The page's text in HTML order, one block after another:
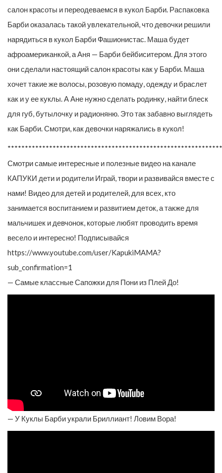
салон красоты и переодеваемся в кукол Барби. Распаковка
Барби оказалась такой увлекательной, что девочки решили
нарядиться в кукол Барби Фашионистас. Маша будет
афроамериканкой, а Аня — Барби бейбиситером. Для этого
они сделали настоящий салон красоты как у Барби. Маша
хочет такие же волосы, розовую помаду, одежду и браслет
как и у ее куклы. А Ане нужно сделать родинку, найти блеск
для губ, бутылочку и радионяню. Это так забавно выглядеть
как Барби. Смотри, как девочки наряжались в кукол!
Смотри самые интересные и полезные видео на канале
КАПУКИ дети и родители Играй, твори и развивайся вместе с
нами! Видео для детей и родителей, для всех, кто
занимается воспитанием и развитием деток, а также для
мальчишек и девчонок, которые любят проводить время
весело и интересно! Подписывайся
https://www.youtube.com/user/KapukiMAMA?
sub_confirmation=1
— Самые классные Сапожки для Пони из Плей До!
— У Куклы Барби украли Бриллиант! Ловим Вора!